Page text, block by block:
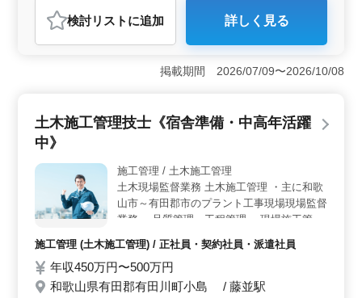
おすすめポイント
＜経験者優遇・幅広い車種取り扱い＞ この整備工場で
は、豊富な経験を持つ自動車メカニックを募集していま
す。軽自動車からトラックやバスまで幅広い車種を取り
扱うため、多様な整備スキルを活かすことができま
ことができます。自動車整備のスペシャリストとしての
スキルを磨きながら、仲間と協力して業務に取り組める
ので、通勤時間や交通手段のストレスを軽減できます。
また、和歌山県有田郡有田川町小島のアクセスの良い場
所に位置しているため、通勤もスムーズです。自分のペ
ースで通勤できるため、仕事とプライベートの両立がし
検討リスト に追加 詳しく見る
掲載期間 2026/07/09〜2026/10/08
土木施工管理技士《宿舎準備・中高年活躍
中》
施工管理 / 土木施工管理
土木現場監督業務 土木施工管理 ・主に和歌
山市～有田郡市のプラント工事現場現場監督
業務 ・品質管理、工程管理 ・現場施工管理
60代ベテランも活躍中の現場になります。
今までの経験を活かして下さい！ ＊パソコ
ン支給 ＊宿舎完備
施工管理 (土木施工管理) / 正社員・契約社員・派遣社員
年収450万円〜500万円
和歌山県有田郡有田川町小島 / 藤並駅